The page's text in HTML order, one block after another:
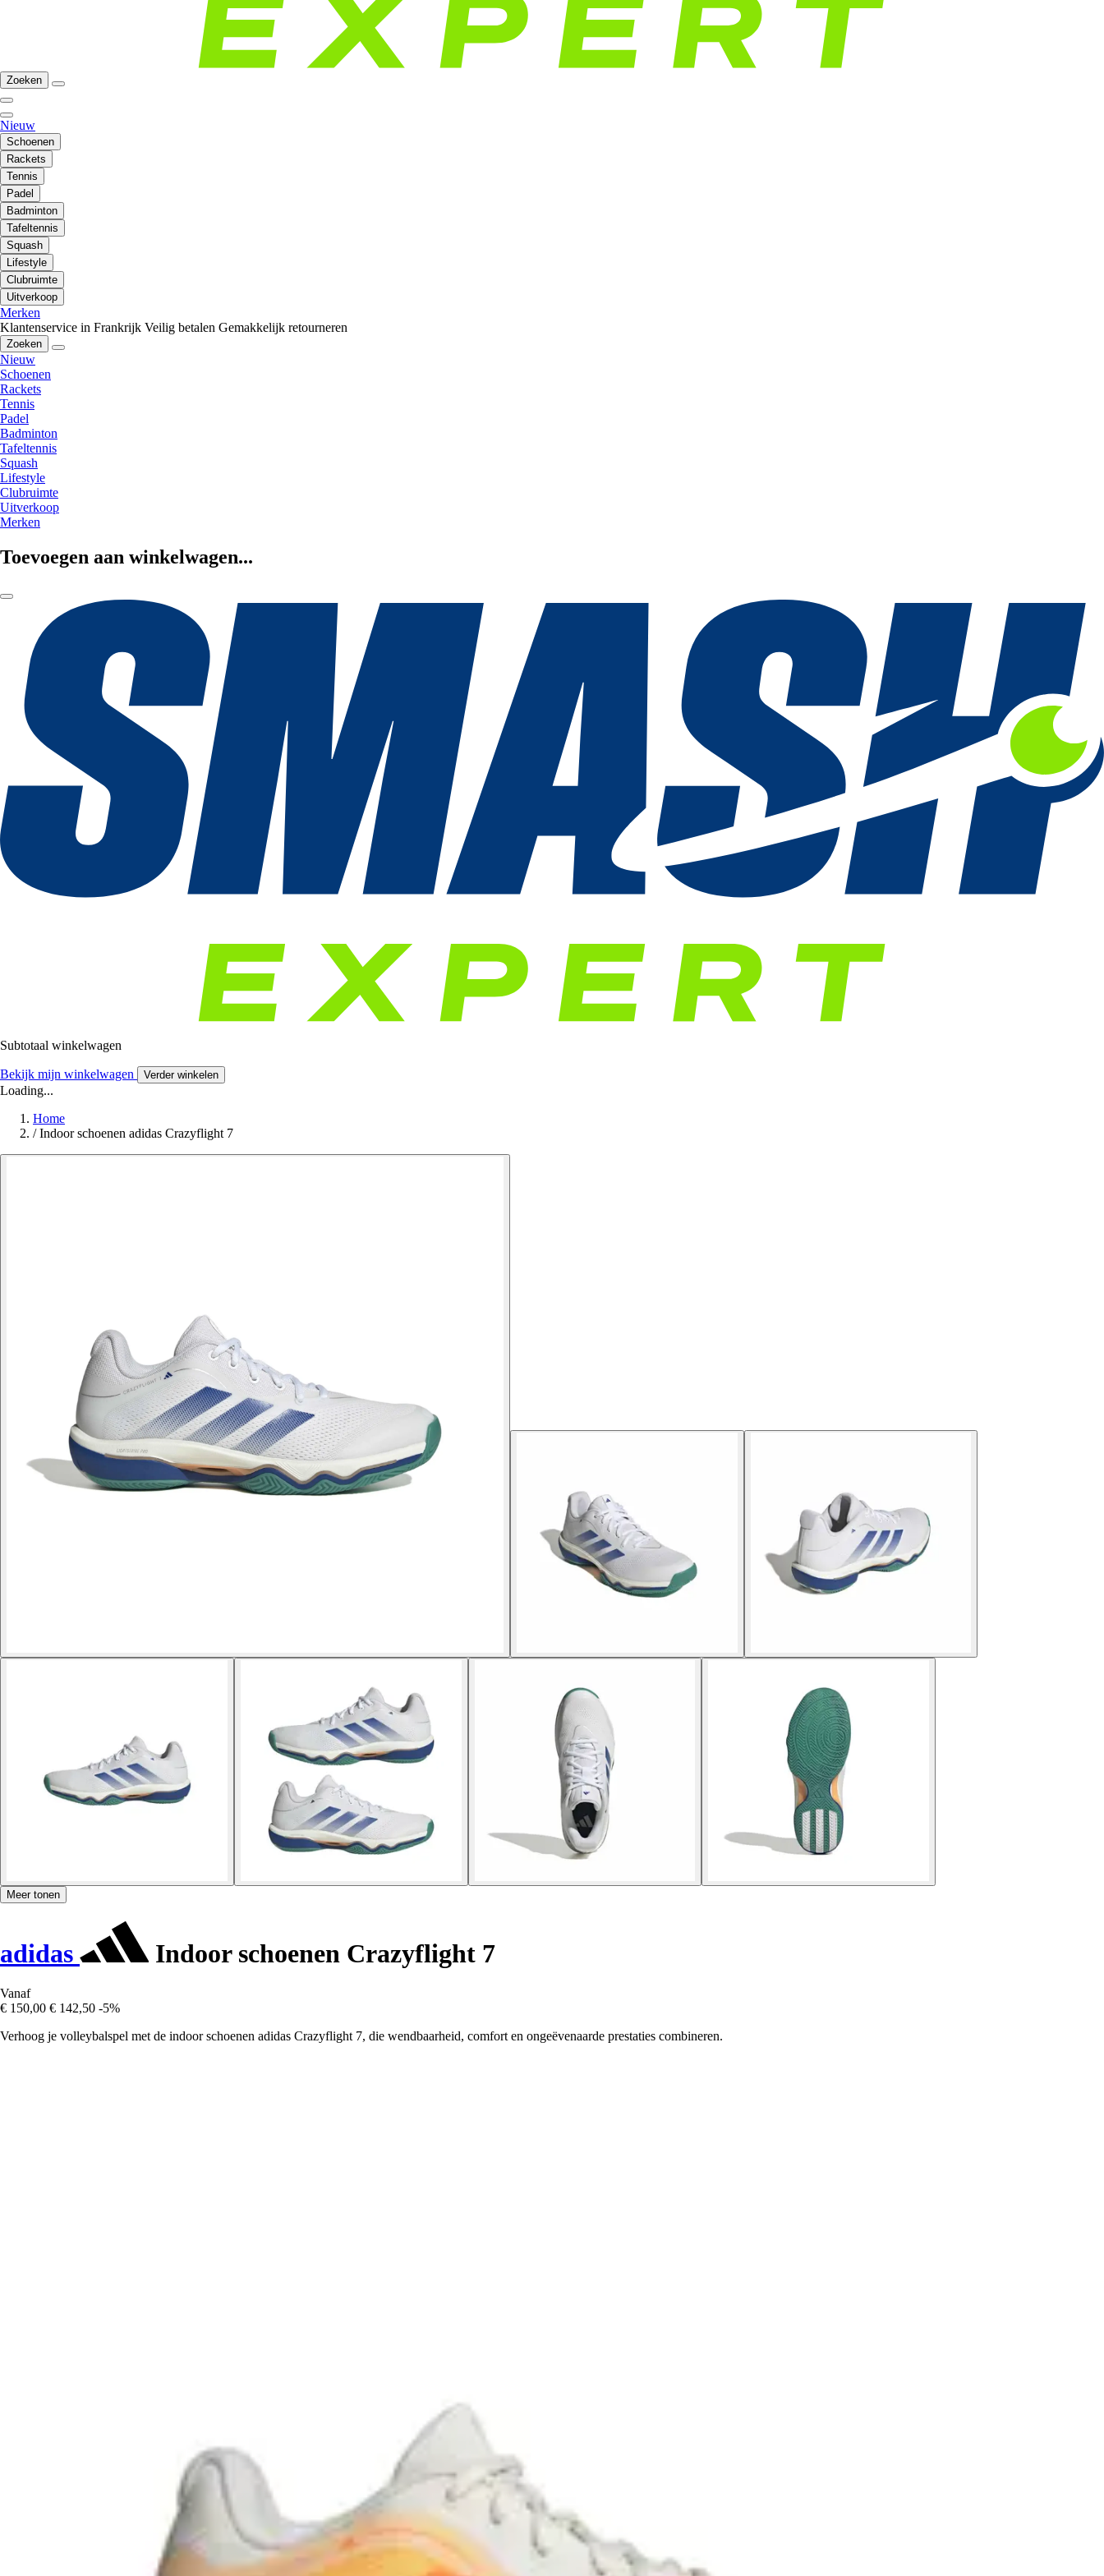
Zoeken
Nieuw
Schoenen
Rackets
Tennis
Padel
Badminton
Tafeltennis
Squash
Lifestyle
Clubruimte
Uitverkoop
Merken
Klantenservice in Frankrijk Veilig betalen Gemakkelijk retourneren
Zoeken
Nieuw
Schoenen
Rackets
Tennis
Padel
Badminton
Tafeltennis
Squash
Lifestyle
Clubruimte
Uitverkoop
Merken
Toevoegen aan winkelwagen...
Subtotaal winkelwagen
Bekijk mijn winkelwagen Verder winkelen
Loading...
Home
/ Indoor schoenen adidas Crazyflight 7
Meer tonen
adidas Indoor schoenen Crazyflight 7
Vanaf
€ 150,00 € 142,50 -5%
Verhoog je volleybalspel met de indoor schoenen adidas Crazyflight 7, die wendbaarheid, comfort en ongeëvenaarde prestaties combineren.